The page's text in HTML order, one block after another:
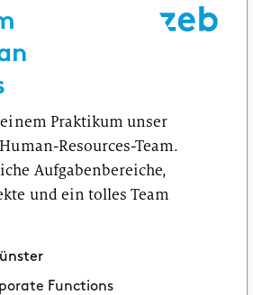
Praktikum unser
Resources-Team.
Aufgabenbereiche,
und ein tolles Team
Functions